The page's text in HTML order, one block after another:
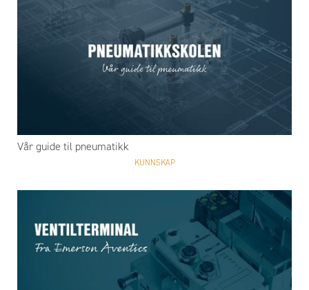
Vår guide til pneumatikk
KUNNSKAP